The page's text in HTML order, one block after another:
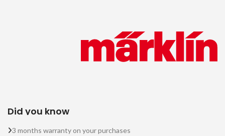
Did you know
3 months warranty on your purchases